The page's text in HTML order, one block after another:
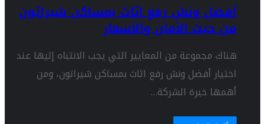
أفضل ونش رفع اثاث بمساكن شيراتون
من حيث الأمان والأسعار
هناك مجموعة من المعايير التي يجب الانتباه إليها عند
اختيار أفضل ونش رفع اثاث بمساكن شيراتون، ومن
أهمها خبرة الشركة…